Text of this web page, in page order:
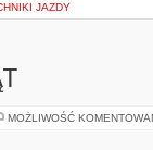
JAZDY
MOŻLIWOŚĆ